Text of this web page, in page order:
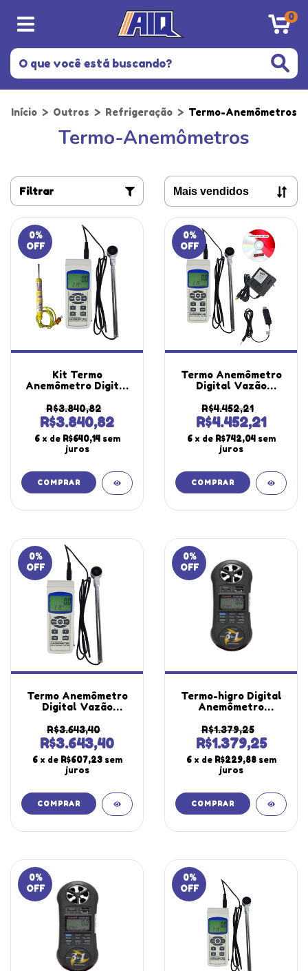
0
Início > Outros > Refrigeração > Termo-Anemômetros
Termo-Anemômetros
Filtrar
0%
OFF
Kit Termo
Anemômetro Digital
Temperatura
Datalogger Usb Tar-
176 Portátil Sensor
Superfície Mola S-
01K
R$3.840,82
R$3.840,82
6 x de R$640,14 sem
juros
0%
OFF
Termo Anemômetro
Digital Vazão
J Datalogger Sd Usb
Tar-176 Portátil
Instrutherm Estojo
Software Cabo
R$4.452,21
R$4.452,21
6 x de R$742,04 sem
juros
0%
OFF
Termo Anemômetro
Digital Vazão
J Datalogger Sd Usb
Tar-176 Portátil
Instrutherm Estojo
Certificado
R$3.643,40
R$3.643,40
6 x de R$607,23 sem
juros
0%
OFF
Termo-higro Digital
Anemômetro
Termômetro
Temperatura
Higrômetro Umidade
Thar-300 Portátil
Com Certificado
R$1.379,25
R$1.379,25
6 x de R$229,88 sem
juros
0%
OFF
0%
OFF